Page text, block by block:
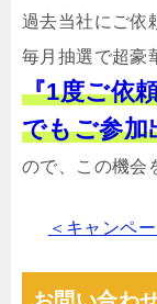
過去当社にご依
毎月抽選で超豪
『1度ご依
でもご参加
ので、この機会
＜キャンペ